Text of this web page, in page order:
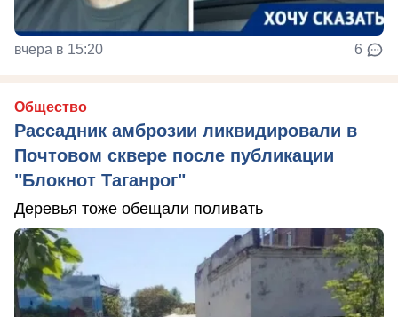
вчера в 15:20 6
Общество
Рассадник амброзии ликвидировали в
Почтовом сквере после публикации
"Блокнот Таганрог"
Деревья тоже обещали поливать